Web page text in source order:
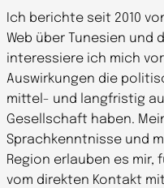
Ich berichte seit 2010
Web über Tunesien und
interessiere ich mich
Auswirkungen die
mittel- und langfristig
Gesellschaft haben.
Sprachkenntnisse und
Region erlauben es
vom direkten Kontakt